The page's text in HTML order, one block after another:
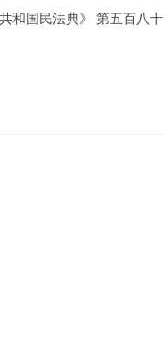
和国民法典》 第五百八十